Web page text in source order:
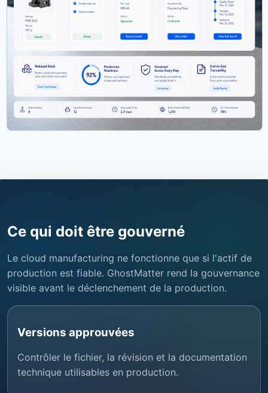
Ce qui doit être gouverné
Le cloud manufacturing ne fonctionne que si l'actif de
production est fiable. GhostMatter rend la gouvernance
visible avant le déclenchement de la production.
Versions approuvées
Contrôler le fichier, la révision et la documentation
technique utilisables en production.